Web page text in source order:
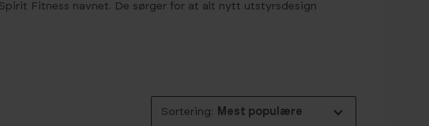
Fitness navnet. De sørger for at alt nytt utstyrsdesign
Mest populære